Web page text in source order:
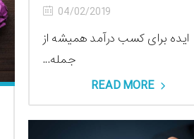
04/02/2019
ایده برای کسب درآمد همیشه از
جمله...
READ MORE